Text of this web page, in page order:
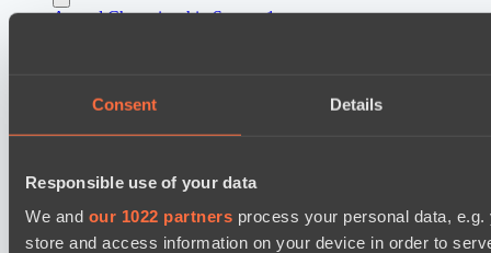
Consent Details
Responsible use of your data
We and our 1022 partners process your personal data,
store and access information on your device in order to
Asgard Championship Season 1
TEIKO
Mad Dogs League 2026 Season 48